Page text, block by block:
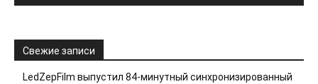
Свежие записи
LedZepFilm выпустил 84-минутный синхронизированный